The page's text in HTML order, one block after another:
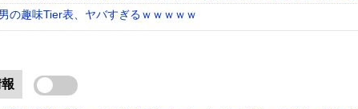
男の趣味Tier表、ヤバすぎるｗｗｗｗｗ
本地震で見る日本の土木技術の完全勝利をご覧ください」→「これは
と日本人は何か適当に作る感じがしない・・・」「あれがまさに経験
で初めて梅干しなるものを食べた」日本旅行で食べた変わった食べ物